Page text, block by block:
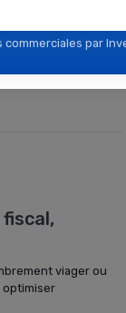
de 152
bénéficiaire.
viager ou
optimiser
commerciales par